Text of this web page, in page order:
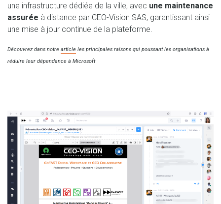
une infrastructure dédiée de la ville, avec une maintenance
assurée à distance par CEO-Vision SAS, garantissant ainsi
une mise à jour continue de la plateforme.
Découvrez dans notre article les principales raisons qui poussant les organisations à
réduire leur dépendance à Microsoft